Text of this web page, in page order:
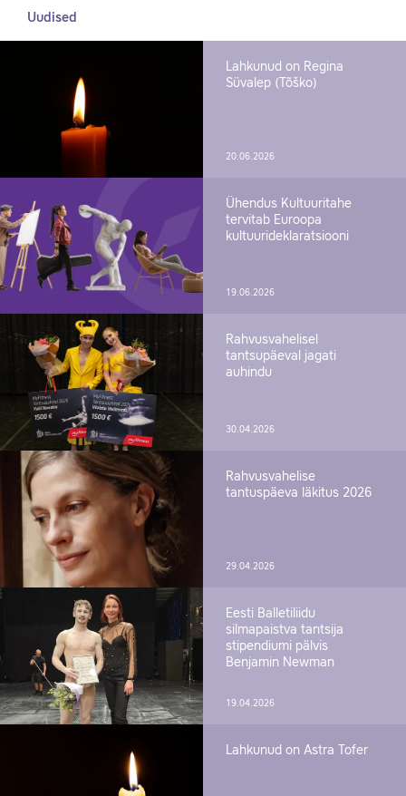
Uudised
Lahkunud on Regina
Süvalep (Tõško)
20.06.2026
Ühendus Kultuuritahe
tervitab Euroopa
kultuurideklaratsiooni
19.06.2026
Rahvusvahelisel
tantsupäeval jagati
auhindu
30.04.2026
Rahvusvahelise
tantuspäeva läkitus 2026
29.04.2026
Eesti Balletiliidu
silmapaistva tantsija
stipendiumi pälvis
Benjamin Newman
19.04.2026
Lahkunud on Astra Tofer